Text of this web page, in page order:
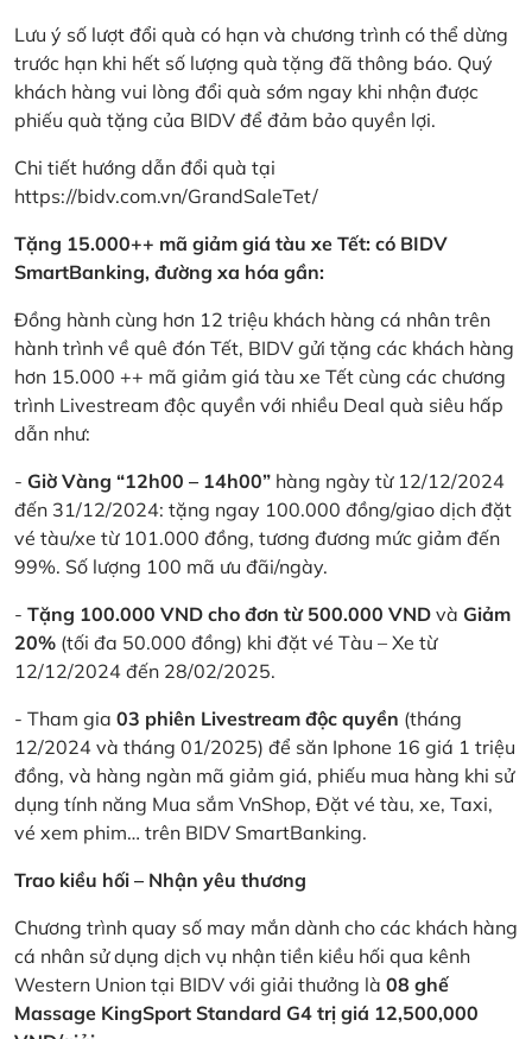
Lưu ý số lượt đổi quà có hạn và chương trình có thể dừng
trước hạn khi hết số lượng quà tặng đã thông báo. Quý
khách hàng vui lòng đổi quà sớm ngay khi nhận được
phiếu quà tặng của BIDV để đảm bảo quyền lợi.
Chi tiết hướng dẫn đổi quà tại
https://bidv.com.vn/GrandSaleTet/
Tặng 15.000++ mã giảm giá tàu xe Tết: có BIDV
SmartBanking, đường xa hóa gần:
Đồng hành cùng hơn 12 triệu khách hàng cá nhân trên
hành trình về quê đón Tết, BIDV gửi tặng các khách hàng
hơn 15.000 ++ mã giảm giá tàu xe Tết cùng các chương
trình Livestream độc quyền với nhiều Deal quà siêu hấp
dẫn như:
- Giờ Vàng “12h00 – 14h00” hàng ngày từ 12/12/2024
đến 31/12/2024: tặng ngay 100.000 đồng/giao dịch đặt
vé tàu/xe từ 101.000 đồng, tương đương mức giảm đến
99%. Số lượng 100 mã ưu đãi/ngày.
- Tặng 100.000 VND cho đơn từ 500.000 VND và Giảm
20% (tối đa 50.000 đồng) khi đặt vé Tàu – Xe từ
12/12/2024 đến 28/02/2025.
- Tham gia 03 phiên Livestream độc quyền (tháng
12/2024 và tháng 01/2025) để săn Iphone 16 giá 1 triệu
đồng, và hàng ngàn mã giảm giá, phiếu mua hàng khi sử
dụng tính năng Mua sắm VnShop, Đặt vé tàu, xe, Taxi,
vé xem phim… trên BIDV SmartBanking.
Trao kiều hối – Nhận yêu thương
Chương trình quay số may mắn dành cho các khách hàng
cá nhân sử dụng dịch vụ nhận tiền kiều hối qua kênh
Western Union tại BIDV với giải thưởng là 08 ghế
Massage KingSport Standard G4 trị giá 12,500,000